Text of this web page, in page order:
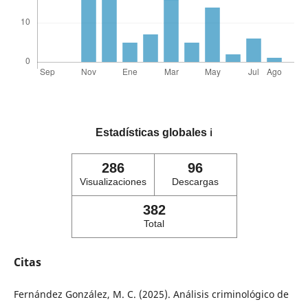
Estadísticas globales ℹ️
286
Visualizaciones
96
Descargas
382
Total
Citas
Fernández González, M. C. (2025). Análisis criminológico de